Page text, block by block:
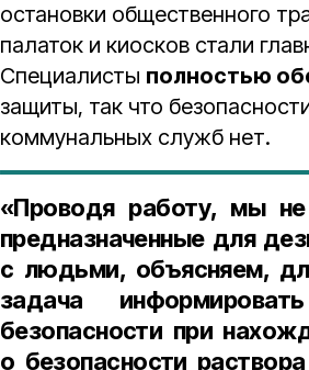
остановки общественного
палаток и киосков стали
Специалисты полностью
защиты, так что
коммунальных служб нет.
«Проводя работу, мы не
предназначенные для
с людьми, объясняем,
задача
безопасности при
о безопасности